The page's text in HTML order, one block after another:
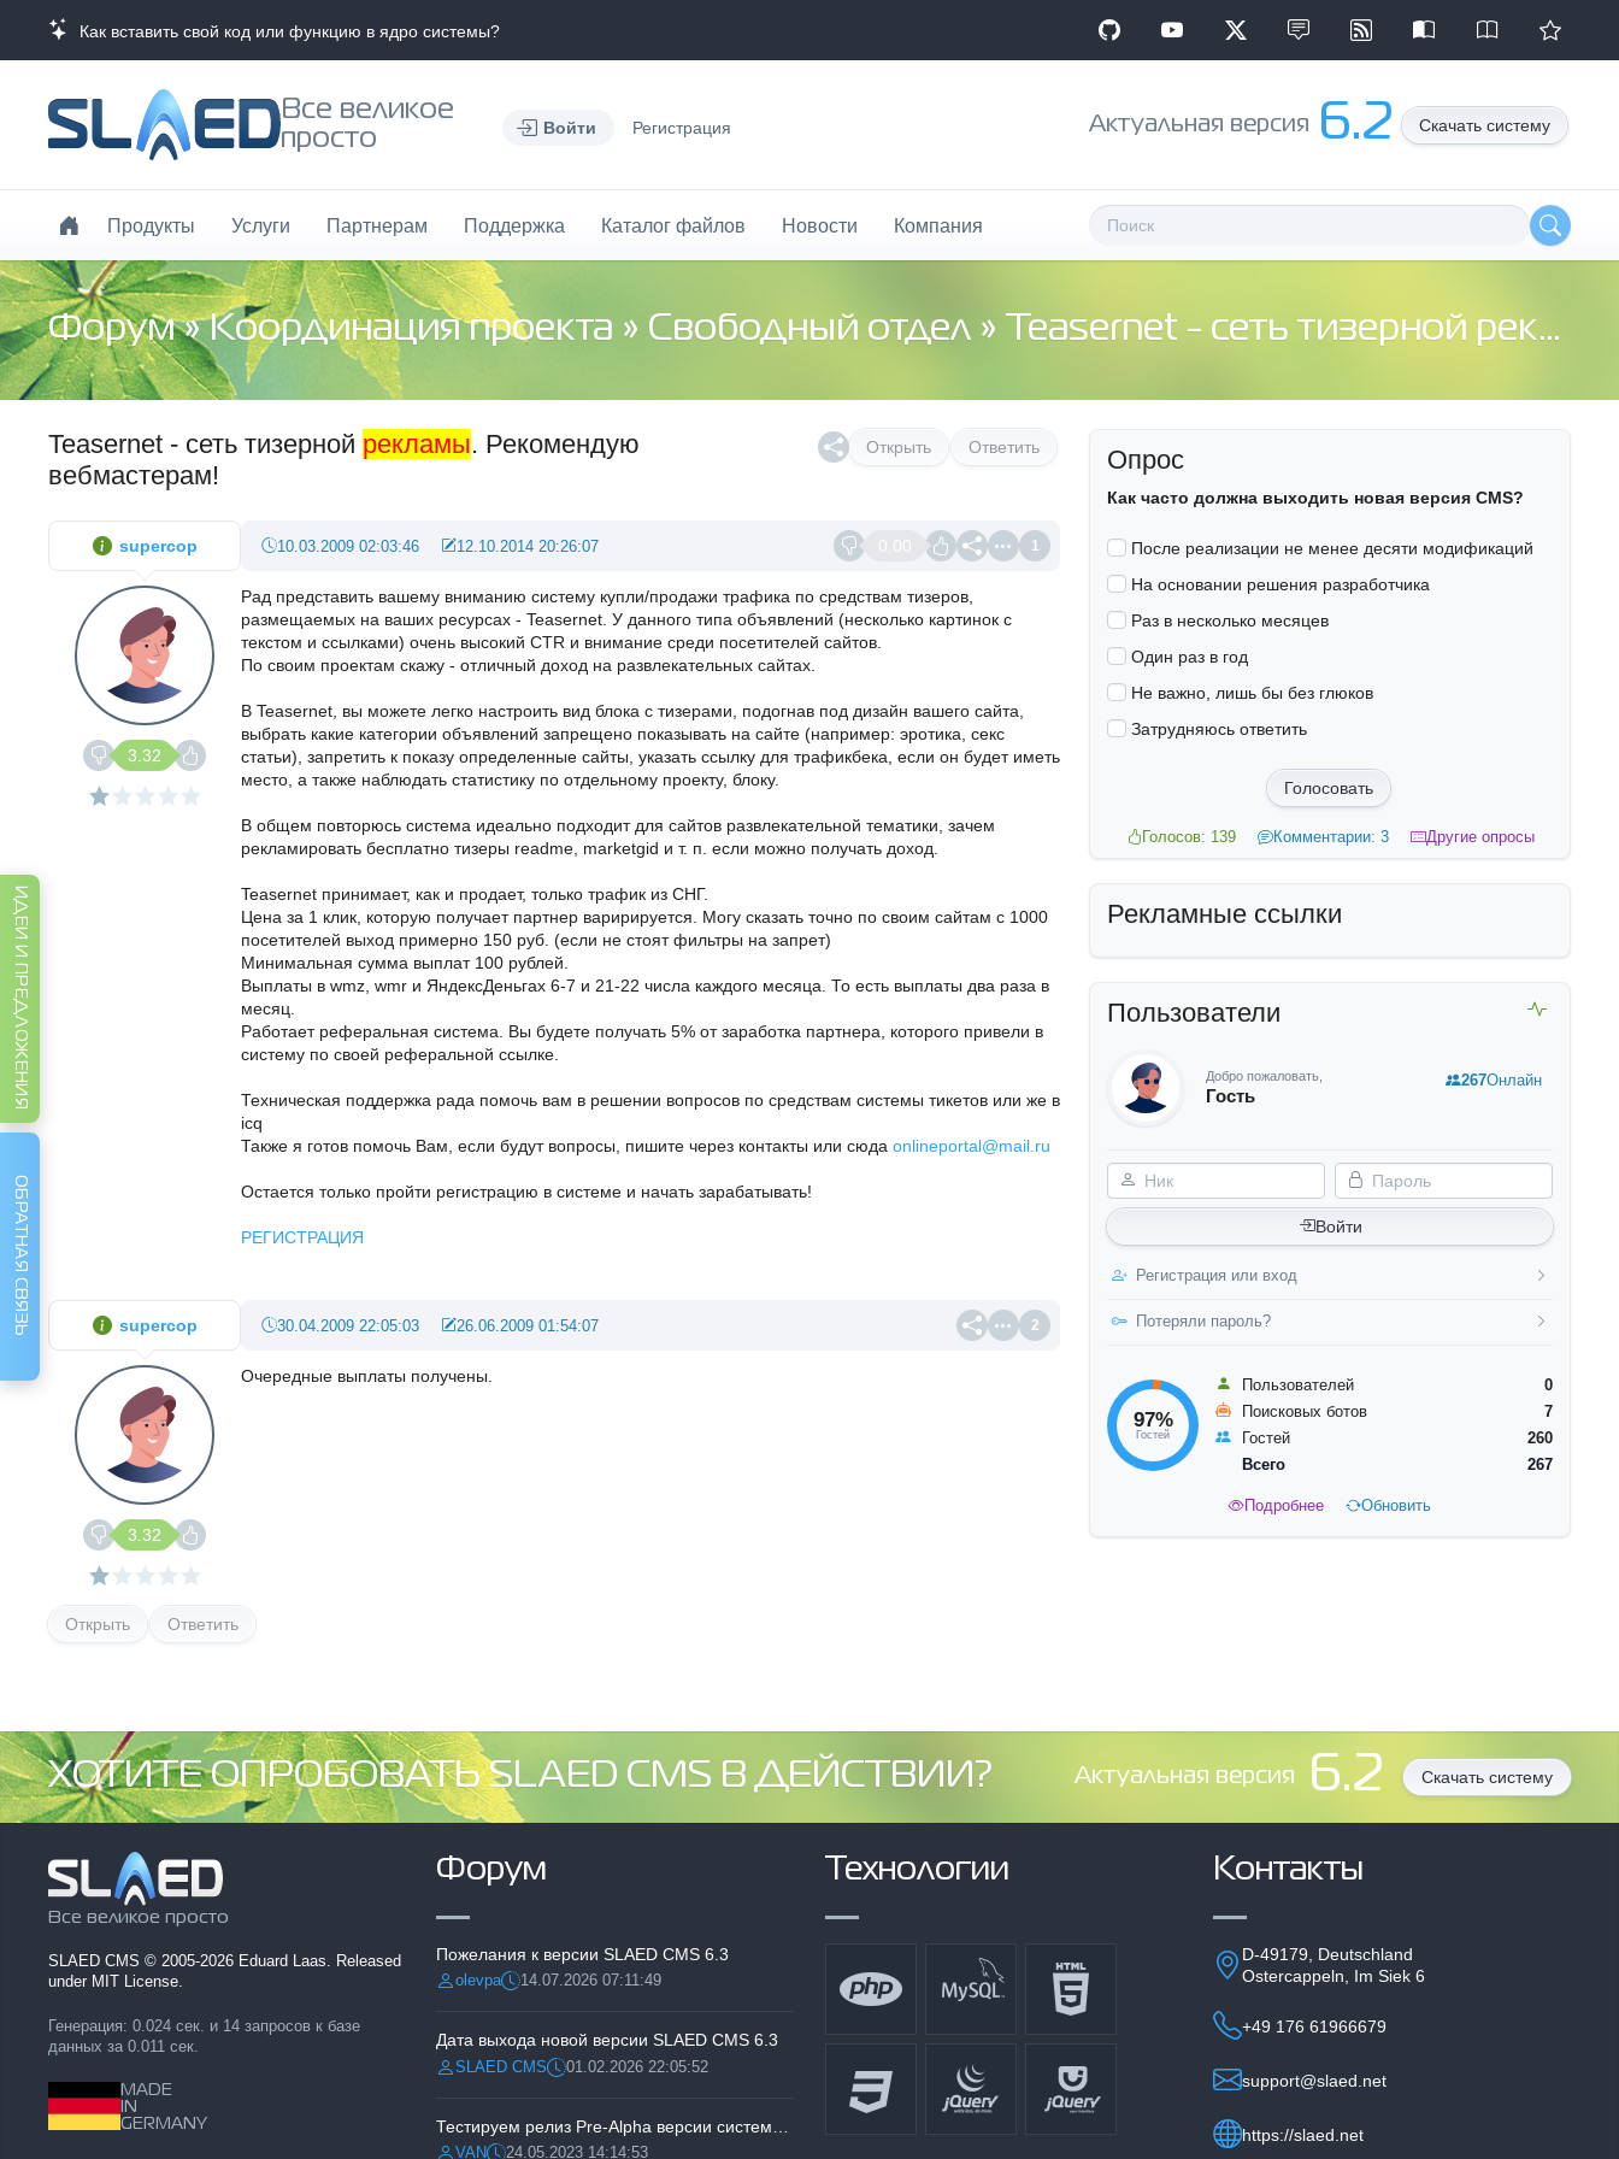
Как вставить свой код или функцию в ядро системы?
Все великое
просто
Войти Регистрация Aктуальная версия 6.2 Скачать систему
Продукты Услуги Партнерам Поддержка Каталог файлов Новости Компания
Форум»Координация проекта » Свободный отдел » Teasernet - сеть тизерной рекламы. Рекомендую вебмастерам!
Открыть Ответить
Teasernet - сеть тизерной рекламы. Рекомендую
вебмастерам!
0.00 1
10.03.2009 02:03:46 12.10.2014 20:26:07
Рад представить вашему вниманию систему купли/продажи трафика по средствам тизеров,
размещаемых на ваших ресурсах - Teasernet. У данного типа объявлений (несколько картинок с
текстом и ссылками) очень высокий CTR и внимание среди посетителей сайтов.
По своим проектам скажу - отличный доход на развлекательных сайтах.
В Teasernet, вы можете легко настроить вид блока с тизерами, подогнав под дизайн вашего сайта,
выбрать какие категории объявлений запрещено показывать на сайте (например: эротика, секс
статьи), запретить к показу определенные сайты, указать ссылку для трафикбека, если он будет иметь
место, а также наблюдать статистику по отдельному проекту, блоку.
В общем повторюсь система идеально подходит для сайтов развлекательной тематики, зачем
рекламировать бесплатно тизеры readme, marketgid и т. п. если можно получать доход.
Teasernet принимает, как и продает, только трафик из СНГ.
Цена за 1 клик, которую получает партнер варирируется. Могу сказать точно по своим сайтам с 1000
посетителей выход примерно 150 руб. (если не стоят фильтры на запрет)
Минимальная сумма выплат 100 рублей.
Выплаты в wmz, wmr и ЯндексДеньгах 6-7 и 21-22 числа каждого месяца. То есть выплаты два раза в
месяц.
Работает реферальная система. Вы будете получать 5% от заработка партнера, которого привели в
систему по своей реферальной ссылке.
Техническая поддержка рада помочь вам в решении вопросов по средствам системы тикетов или же в
icq
Также я готов помочь Вам, если будут вопросы, пишите через контакты или сюда onlineportal@mail.ru
Остается только пройти регистрацию в системе и начать зарабатывать!
РЕГИСТРАЦИЯ
supercop
3.32
2
30.04.2009 22:05:03 26.06.2009 01:54:07
Очередные выплаты получены.
supercop
3.32
Открыть Ответить
Опрос
Как часто должна выходить новая версия CMS?
После реализации не менее десяти модификаций
На основании решения разработчика
Раз в несколько месяцев
Один раз в год
Не важно, лишь бы без глюков
Затрудняюсь ответить
Голосовать
Голосов: 139 Комментарии: 3 Другие опросы
Рекламные ссылки
Пользователи
Добро пожаловать,
Гость
Ник Пароль
Войти
Регистрация или вход
Потеряли пароль?
267Онлайн
97%
Гостей
Пользователей
0
Поисковых ботов
7
Гостей
260
Всего
267
Подробнее Обновить
ХОТИТЕ ОПРОБОВАТЬ SLAED CMS В ДЕЙСТВИИ? Aктуальная версия 6.2 Скачать систему
Все великое просто
SLAED CMS © 2005-2026 Eduard Laas. Released
under MIT License.
Генерация: 0.024 сек. и 14 запросов к базе
данных за 0.011 сек.
MADE
IN
GERMANY
Форум
Пожелания к версии SLAED CMS 6.3
Разместил:
olevpaДата:14.07.2026 07:11:49
Дата выхода новой версии SLAED CMS 6.3
Разместил:
SLAED CMSДата:01.02.2026 22:05:52
VAN 24.05.2023 14:14:53
Технологии Контакты
D-49179, Deutschland
Ostercappeln, Im Siek 6
+49 176 61966679
support@slaed.net
https://slaed.net
ИДЕИ И ПРЕДЛОЖЕНИЯ
ОБРАТНАЯ СВЯЗЬ